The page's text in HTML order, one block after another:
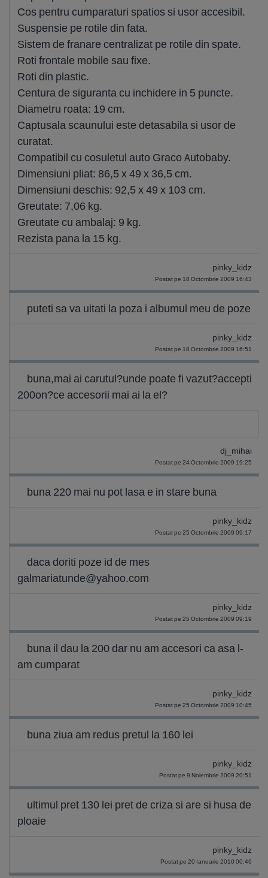
Cos pentru cumparaturi spatios si usor accesibil.
Suspensie pe rotile din fata.
Sistem de franare centralizat pe rotile din spate.
Roti frontale mobile sau fixe.
Roti din plastic.
Centura de siguranta cu inchidere in 5 puncte.
Diametru roata: 19 cm.
Captusala scaunului este detasabila si usor de
curatat.
Compatibil cu cosuletul auto Graco Autobaby.
Dimensiuni pliat: 86,5 x 49 x 36,5 cm.
Dimensiuni deschis: 92,5 x 49 x 103 cm.
Greutate: 7,06 kg.
Greutate cu ambalaj: 9 kg.
Rezista pana la 15 kg.
pinky_kidz
Postat pe 18 Octombrie 2009 16:43
puteti sa va uitati la poza i albumul meu de poze
pinky_kidz
Postat pe 18 Octombrie 2009 16:51
buna,mai ai carutul?unde poate fi vazut?accepti
200on?ce accesorii mai ai la el?
dj_mihai
Postat pe 24 Octombrie 2009 19:25
buna 220 mai nu pot lasa e in stare buna
pinky_kidz
Postat pe 25 Octombrie 2009 09:17
daca doriti poze id de mes
galmariatunde@yahoo.com
pinky_kidz
Postat pe 25 Octombrie 2009 09:19
buna il dau la 200 dar nu am accesori ca asa l-
am cumparat
pinky_kidz
Postat pe 25 Octombrie 2009 10:45
buna ziua am redus pretul la 160 lei
pinky_kidz
Postat pe 9 Noiembrie 2009 20:51
ultimul pret 130 lei pret de criza si are si husa de
ploaie
pinky_kidz
Postat pe 20 Ianuarie 2010 00:46